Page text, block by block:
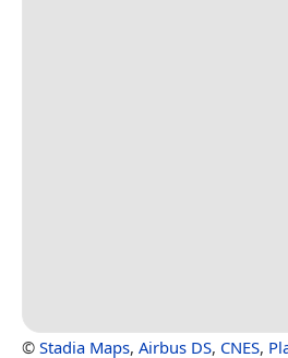
© Stadia Maps, Airbus DS, CNES,